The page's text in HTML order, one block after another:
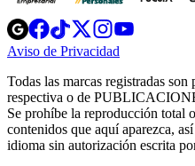
Opens
in
new
Opens
in
new
Opens
in
new
window
Opens
new
windowwindow
Aviso de Privacidad
new
window
Todas las marcas registradas
respectiva o de
Se prohíbe la reproducción total
contenidos que aquí aparezca,
idioma sin autorización escrita